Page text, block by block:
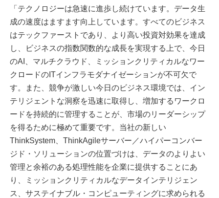
「テクノロジーは急速に進歩し続けています。データ生
成の速度はますます向上しています。すべてのビジネス
はテックファーストであり、より高い投資対効果を達成
し、ビジネスの指数関数的な成長を実現する上で、今日
のAI、マルチクラウド、ミッションクリティカルなワー
クロードのITインフラモダナイゼーションが不可欠で
す。また、競争が激しい今日のビジネス環境では、イン
テリジェントな洞察を迅速に取得し、増加するワークロ
ードを持続的に管理することが、市場のリーダーシップ
を得るために極めて重要です。当社の新しい
ThinkSystem、ThinkAgileサーバー／ハイパーコンバー
ジド・ソリューションの位置づけは、データのよりよい
管理と余裕のある処理性能を企業に提供することにあ
り、ミッションクリティカルなデータインテリジェン
ス、サステイナブル・コンピューティングに求められる